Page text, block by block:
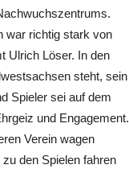
war richtig stark von
Ulrich Löser. In den
steht, sein
Spieler sei auf dem
und Engagement.
Verein wagen
den Spielen fahren